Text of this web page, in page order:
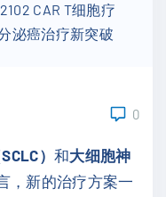
CAR T细胞疗
泌癌治疗新突破
0
）和大细胞神
，新的治疗方案一